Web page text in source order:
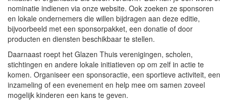
nominatie indienen via onze website. Ook zoeken ze sponsoren
en lokale ondernemers die willen bijdragen aan deze editie,
bijvoorbeeld met een sponsorpakket, een donatie of door
producten en diensten beschikbaar te stellen.
Daarnaast roept het Glazen Thuis verenigingen, scholen,
stichtingen en andere lokale initiatieven op om zelf in actie te
komen. Organiseer een sponsoractie, een sportieve activiteit, een
inzameling of een evenement en help mee om samen zoveel
mogelijk kinderen een kans te geven.